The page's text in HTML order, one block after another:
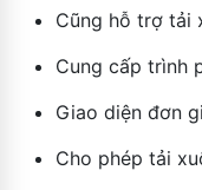
Cũng hỗ trợ tải
Cung cấp trình
Giao diện đơn
Cho phép tải